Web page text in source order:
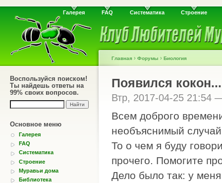
Галерея FAQ Систематика Строение
Воспользуйся поиском!
Ты найдешь ответы на
99% своих вопросов.
Основное меню
Галерея
FAQ
Систематика
Строение
Муравьи дома
Библиотека
Главная › Форумы › Биология
Появился кокон...
Втр, 2017-04-25 21:54
Всем доброго
необъяснимый
То о чем я буду
прочего. Помогите
Дело было так: у